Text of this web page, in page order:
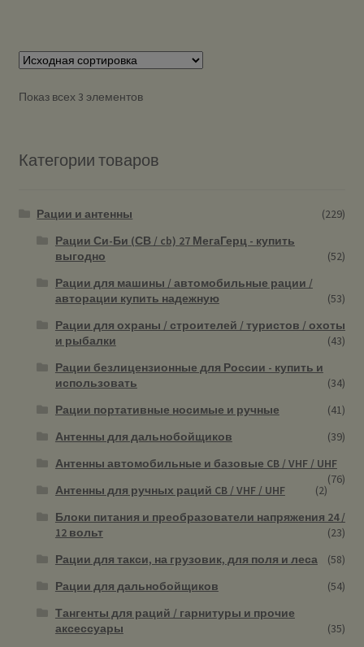
Показ всех 3 элементов
Категории товаров
Рации и антенны
(229)
Рации Си-Би (СВ / cb) 27 МегаГерц - купить
выгодно
(52)
Рации для машины / автомобильные рации /
авторации купить надежную
(53)
Рации для охраны / строителей / туристов / охоты
и рыбалки
(43)
Рации безлицензионные для России - купить и
использовать
(34)
Рации портативные носимые и ручные
(41)
Антенны для дальнобойщиков
(39)
Антенны автомобильные и базовые CB / VHF / UHF
(76)
Антенны для ручных раций CB / VHF / UHF
(2)
Блоки питания и преобразователи напряжения 24 /
12 вольт
(23)
Рации для такси, на грузовик, для поля и леса
(58)
Рации для дальнобойщиков
(54)
Тангенты для раций / гарнитуры и прочие
аксессуары
(35)